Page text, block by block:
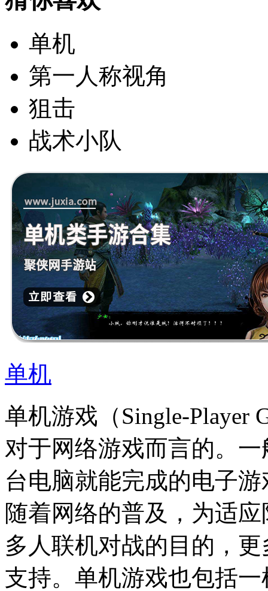
单机
第一人称视角
狙击
战术小队
单机
单机游戏（Single-Player
对于网络游戏而言的。
台电脑就能完成的电子
随着网络的普及，为适
多人联机对战的目的，
支持。单机游戏也包括